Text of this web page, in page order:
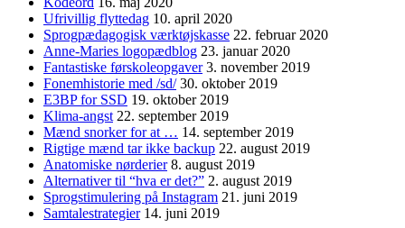
Ufrivillig flyttedag 10. april 2020
Sprogpædagogisk værktøjskasse 22. februar 2020
Anne-Maries logopædblog 23. januar 2020
Fantastiske førskoleopgaver 3. november 2019
Fonemhistorie med /sd/ 30. oktober 2019
E3BP for SSD 19. oktober 2019
Klima-angst 22. september 2019
Mænd snorker for at … 14. september 2019
Rigtige mænd tar ikke backup 22. august 2019
Anatomiske nørderier 8. august 2019
Alternativer til “hva er det?” 2. august 2019
Sprogstimulering på Instagram 21. juni 2019
Samtalestrategier 14. juni 2019